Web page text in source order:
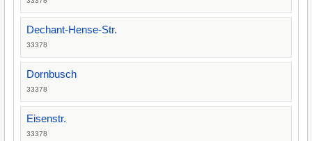
Dechant-Hense-Str.
33378
Dornbusch
33378
Eisenstr.
33378